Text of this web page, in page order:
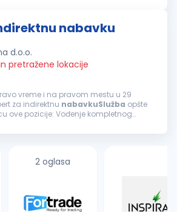
nabavku
d.o.o.
pretražene lokacije
vreme i na pravom mestu u 29
za indirektnu nabavkuSlužba opšte
Vođenje kompletnog
2 oglasa